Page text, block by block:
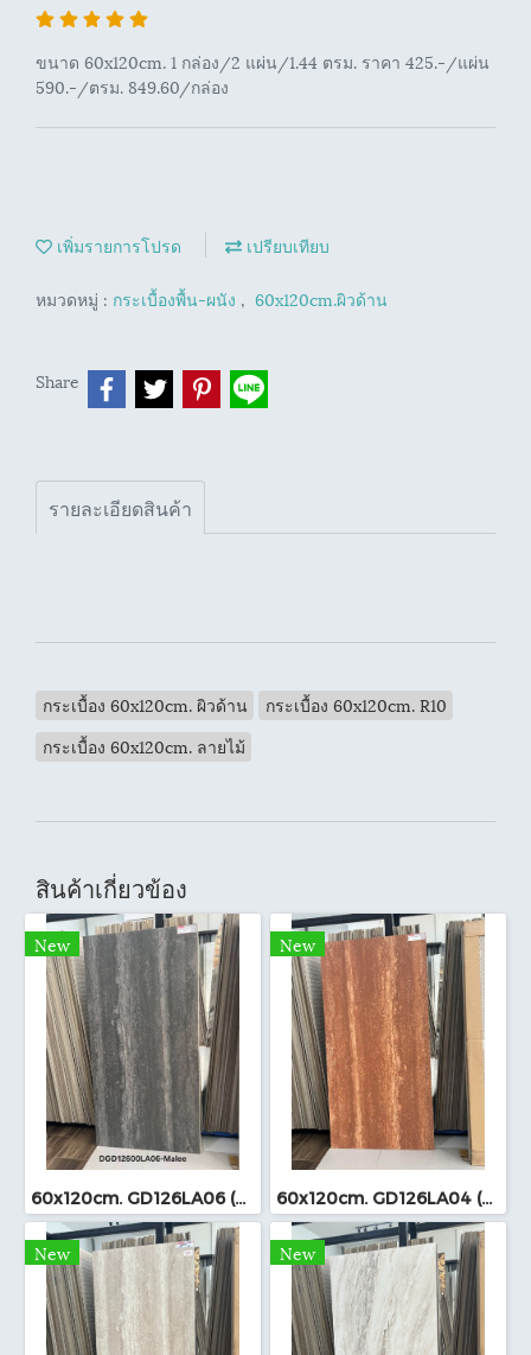
ขนาด 60x120cm. 1 กล่อง/2 แผ่น/1.44 ตรม. ราคา 425.-/แผ่น
590.-/ตรม. 849.60/กล่อง
เพิ่มรายการโปรด เปรียบเทียบ
หมวดหมู่ : กระเบื้องพื้น-ผนัง , 60x120cm.ผิวด้าน
Share
รายละเอียดสินค้า
กระเบื้อง 60x120cm. ผิวด้าน
กระเบื้อง 60x120cm. R10
กระเบื้อง 60x120cm. ลายไม้
สินค้าเกี่ยวข้อง
New
60x120cm. GD126LA06 (MO)
New
60x120cm. GD126LA04 (MO)
New New